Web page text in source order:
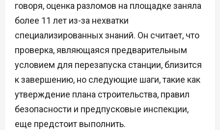
говоря, оценка разломов на площадке заняла
более 11 лет из-за нехватки
специализированных знаний. Он считает, что
проверка, являющаяся предварительным
условием для перезапуска станции, близится
к завершению, но следующие шаги, такие как
утверждение плана строительства, правил
безопасности и предпусковые инспекции,
еще предстоит выполнить.